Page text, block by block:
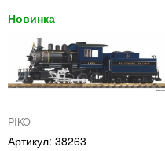
PIKO
38263